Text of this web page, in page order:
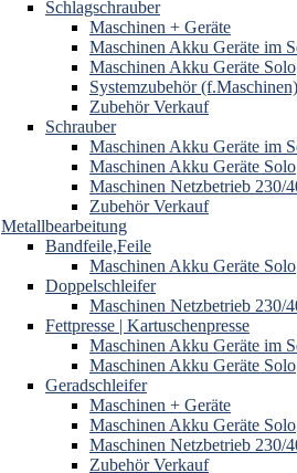
Schlagschrauber
Maschinen + Geräte
Maschinen Akku Geräte im
Maschinen Akku Geräte Solo
Systemzubehör (f.Maschinen)
Zubehör Verkauf
Schrauber
Maschinen Akku Geräte im
Maschinen Akku Geräte Solo
Maschinen Netzbetrieb 230/
Zubehör Verkauf
Metallbearbeitung
Bandfeile,Feile
Maschinen Akku Geräte Solo
Doppelschleifer
Maschinen Netzbetrieb 230/
Fettpresse | Kartuschenpresse
Maschinen Akku Geräte im
Maschinen Akku Geräte Solo
Geradschleifer
Maschinen + Geräte
Maschinen Akku Geräte Solo
Maschinen Netzbetrieb 230/
Zubehör Verkauf